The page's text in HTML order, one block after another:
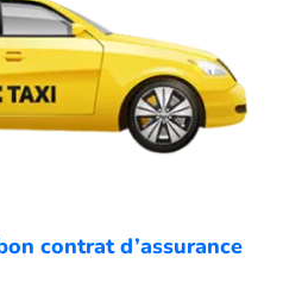
contrat d’assurance